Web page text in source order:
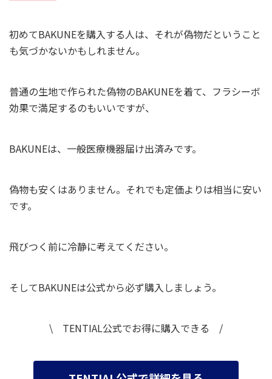
初めてBAKUNEを購入する人は、それが偽物だということ
も気づかないかもしれません。
普通の生地で作られた偽物のBAKUNEを着て、フラシーボ
効果で満足するのもいいですが、
BAKUNEは、一般医療機器届け出済みです。
偽物も安くはありません。それでも定価よりは相当に安い
です。
飛びつく前に冷静に考えてください。
そしてBAKUNEは公式から必ず購入しましょう。
\ TENTIAL公式でお得に購入できる /